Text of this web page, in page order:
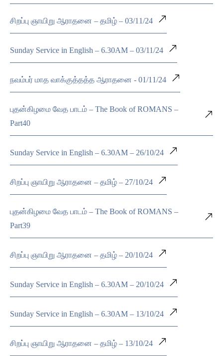
சிறப்பு ஞாயிறு ஆராதனை – தமிழ் – 03/11/24
Sunday Service in English – 6.30AM – 03/11/24
நவம்பர் மாத வாக்குத்தத்த ஆராதனை - 01/11/24
புதன்கிழமை வேத பாடம் – The Book of ROMANS –
Part40
Sunday Service in English – 6.30AM – 26/10/24
சிறப்பு ஞாயிறு ஆராதனை – தமிழ் – 27/10/24
புதன்கிழமை வேத பாடம் – The Book of ROMANS –
Part39
சிறப்பு ஞாயிறு ஆராதனை – தமிழ் – 20/10/24
Sunday Service in English – 6.30AM – 20/10/24
Sunday Service in English – 6.30AM – 13/10/24
சிறப்பு ஞாயிறு ஆராதனை – தமிழ் – 13/10/24